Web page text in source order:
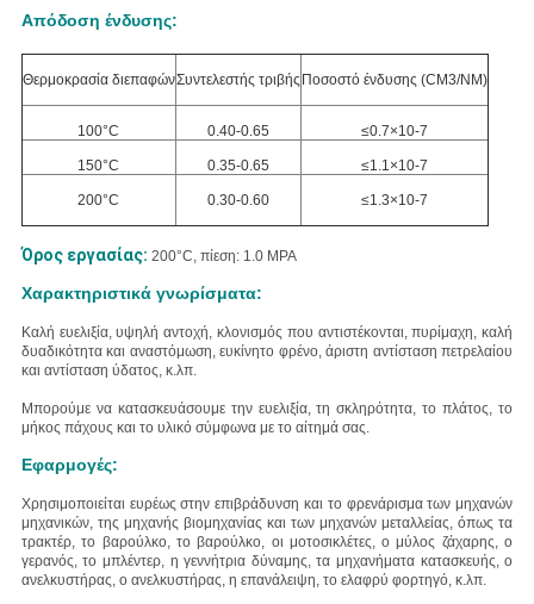
Απόδοση ένδυσης:
Θερμοκρασία διεπαφώνΣυντελεστής τριβής Ποσοστό ένδυσης (CM3/NM)
100°C 0.40-0.65 ≤0.7×10-7
150°C 0.35-0.65 ≤1.1×10-7
200°C 0.30-0.60 ≤1.3×10-7
Όρος εργασίας: 200°C, πίεση: 1.0 MPA
Χαρακτηριστικά γνωρίσματα:
Καλή ευελιξία, υψηλή αντοχή, κλονισμός που αντιστέκονται, πυρίμαχη, καλή
δυαδικότητα και αναστόμωση, ευκίνητο φρένο, άριστη αντίσταση πετρελαίου
και αντίσταση ύδατος, κ.λπ.
Μπορούμε να κατασκευάσουμε την ευελιξία, τη σκληρότητα, το πλάτος, το
μήκος πάχους και το υλικό σύμφωνα με το αίτημά σας.
Εφαρμογές:
Χρησιμοποιείται ευρέως στην επιβράδυνση και το φρενάρισμα των μηχανών
μηχανικών, της μηχανής βιομηχανίας και των μηχανών μεταλλείας, όπως τα
τρακτέρ, το βαρούλκο, το βαρούλκο, οι μοτοσικλέτες, ο μύλος ζάχαρης, ο
γερανός, το μπλέντερ, η γεννήτρια δύναμης, τα μηχανήματα κατασκευής, ο
ανελκυστήρας, ο ανελκυστήρας, η επανάλειψη, το ελαφρύ φορτηγό, κ.λπ.